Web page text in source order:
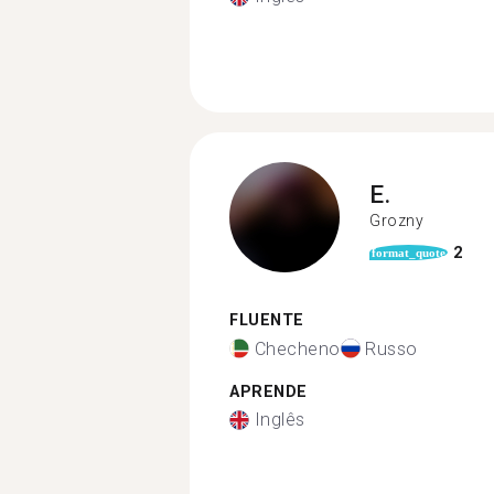
E.
Grozny
format_quote 2
FLUENTE
Checheno Russo
APRENDE
Inglês